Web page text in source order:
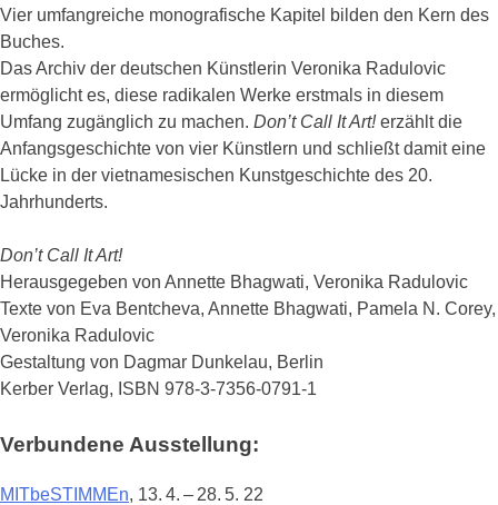
Vier umfangreiche monografische Kapitel bilden den Kern des
Buches.
Das Archiv der deutschen Künstlerin Veronika Radulovic
ermöglicht es, diese radikalen Werke erstmals in diesem
Umfang zugänglich zu machen. Don’t Call It Art!erzählt die
Anfangsgeschichte von vier Künstlern und schließt damit eine
Lücke in der vietnamesischen Kunstgeschichte des 20.
Jahrhunderts.
Don’t Call It Art!
Herausgegeben von Annette Bhagwati, Veronika Radulovic
Texte von Eva Bentcheva, Annette Bhagwati, Pamela N. Corey,
Veronika Radulovic
Gestaltung von Dagmar Dunkelau, Berlin
Kerber Verlag, ISBN 978-3-7356-0791-1
Verbundene Ausstellung:
MITbeSTIMMEn, 13. 4. – 28. 5. 22